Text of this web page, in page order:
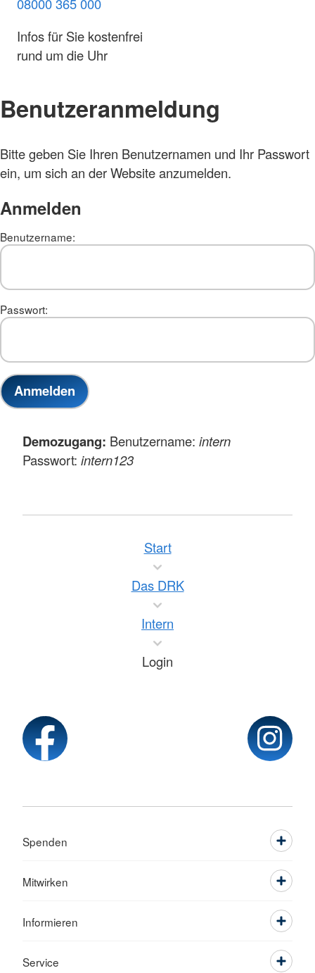
Infos für Sie kostenfrei
rund um die Uhr
Benutzeranmeldung
Bitte geben Sie Ihren Benutzernamen und Ihr Passwort
ein, um sich an der Website anzumelden.
Anmelden
Benutzername:
Passwort:
Demozugang: Benutzername: intern
Passwort: intern123
Start
Das DRK
Intern
Login
Spenden
Mitwirken
Informieren
Service